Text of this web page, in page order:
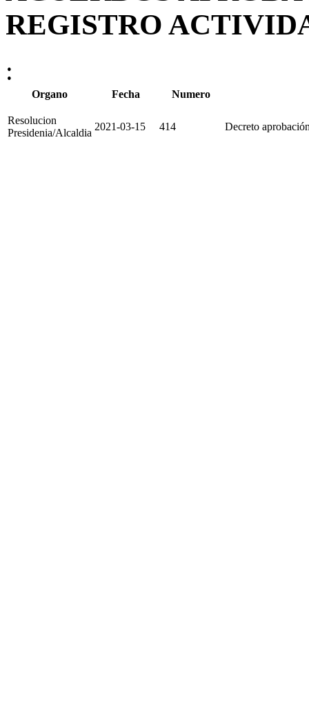
REGISTRO
:
Organo Fecha Numero
Resolucion
Presidenia/Alcaldia
2021-03-15 414 Decreto